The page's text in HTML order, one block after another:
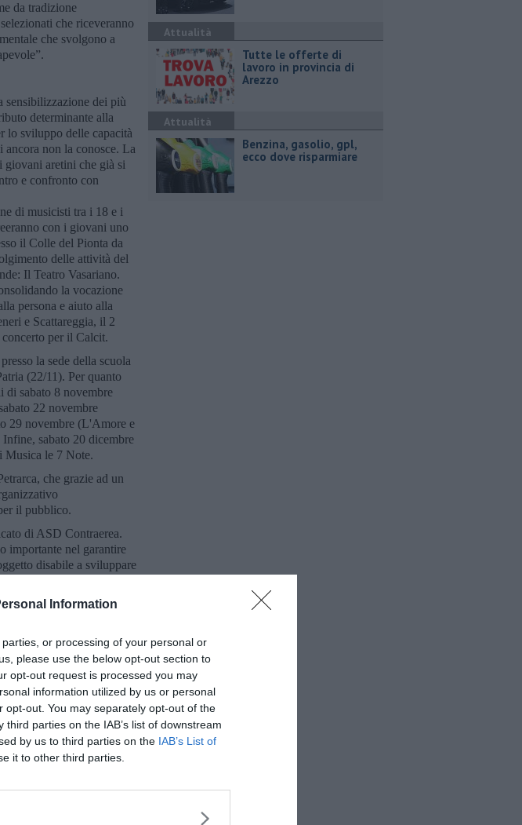
Information
or processing of your personal or
please use the below opt-out section to
opt-out request is processed you may
information utilized by us or personal
out. You may separately opt-out of the
parties on the IAB’s list of downstream
by us to third parties on the IAB’s List of
it to other third parties.
da tradizione
che riceveranno
che svolgono a
sensibilizzazione dei più
determinante alla
lo sviluppo delle capacità
non la conosce. La
giovani aretini che già si
e confronto con
di musicisti tra i 18 e i
con i giovani uno
il Colle del Pionta da
delle attività del
Il Teatro Vasariano.
la vocazione
persona e aiuto alla
e Scattareggia, il 2
per il Calcit.
la sede della scuola
(22/11). Per quanto
di sabato 8 novembre
22 novembre
29 novembre (L'Amore e
sabato 20 dicembre
Musica le 7 Note.
che grazie ad un
il pubblico.
di ASD Contraerea.
importante nel garantire
disabile a sviluppare
ha pensato di proporre
aerea, equilibrio e
giovani con disabilità
a incrementare
gestione delle emozioni.
l’equilibrio e la
clowneria e la
con disabilità con i
del progetto
cui Sport e Salute ed il
di 2 operatori di
l’ASD Contraerea e
uno spettacolo presso la
una parte mostrare i
Attualità
​Tutte le offerte di
lavoro in provincia di
Arezzo
Attualità
​Benzina, gasolio, gpl,
ecco dove risparmiare